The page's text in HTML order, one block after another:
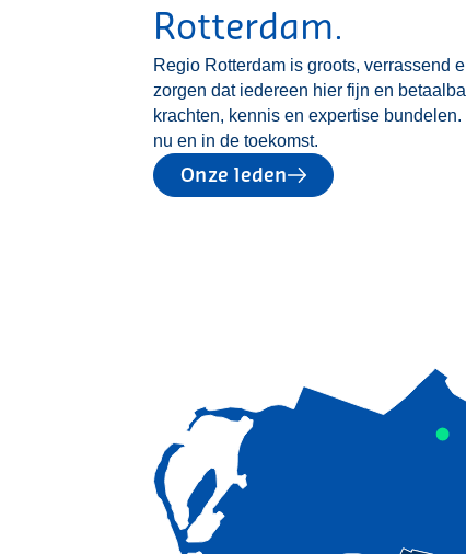
Rotterdam.
Regio Rotterdam is groots, verrassend
zorgen dat iedereen hier fijn en
krachten, kennis en expertise
nu en in de toekomst.
Onze leden